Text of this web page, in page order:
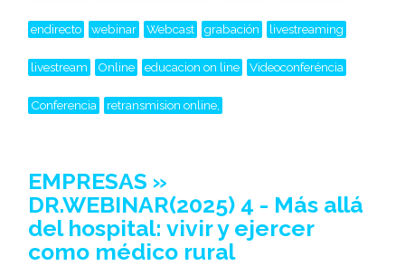
endirecto webinar Webcast grabación livestreaming
livestream Online educacion on line Videoconferéncia
Conferencia retransmision online,
EMPRESAS »
DR.WEBINAR(2025) 4 - Más allá
del hospital: vivir y ejercer
como médico rural